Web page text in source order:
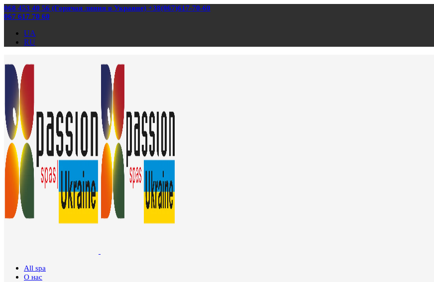
068 453 40 56 (Горячая линия в Украине) +38(067)617-70-60
067 617 70 60
UA
RU
All spa
О нас